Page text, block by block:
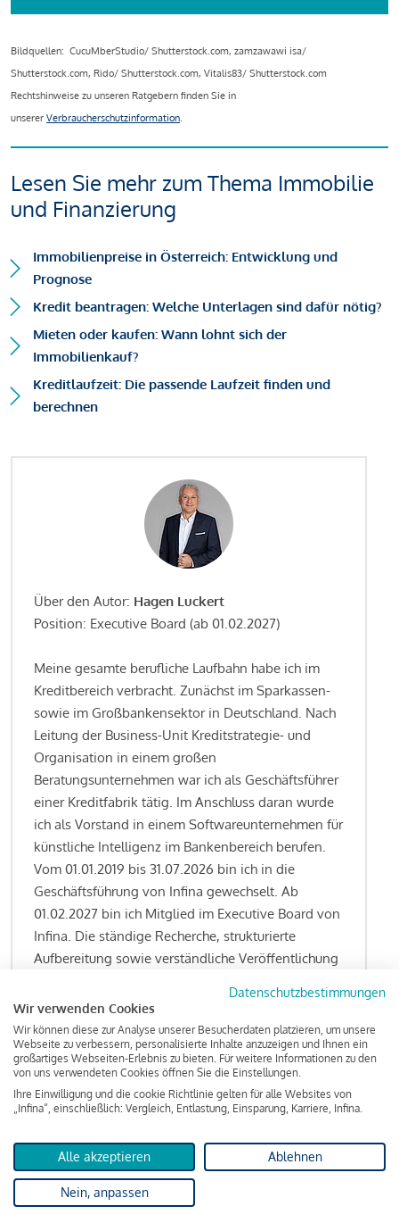
Bildquellen: CucuMberStudio/ Shutterstock.com, zamzawawi isa/
Shutterstock.com, Rido/ Shutterstock.com, Vitalis83/ Shutterstock.com
Rechtshinweise zu unseren Ratgebern finden Sie in
unserer Verbraucherschutzinformation.
Lesen Sie mehr zum Thema Immobilie
und Finanzierung
Immobilienpreise in Österreich: Entwicklung und
Prognose
Kredit beantragen: Welche Unterlagen sind dafür nötig?
Mieten oder kaufen: Wann lohnt sich der
Immobilienkauf?
Kreditlaufzeit: Die passende Laufzeit finden und
berechnen
Über den Autor: Hagen Luckert
Position: Executive Board (ab 01.02.2027)
Meine gesamte berufliche Laufbahn habe ich im
Kreditbereich verbracht. Zunächst im Sparkassen-
sowie im Großbankensektor in Deutschland. Nach
Leitung der Business-Unit Kreditstrategie- und
Organisation in einem großen
Beratungsunternehmen war ich als Geschäftsführer
einer Kreditfabrik tätig. Im Anschluss daran wurde
ich als Vorstand in einem Softwareunternehmen für
künstliche Intelligenz im Bankenbereich berufen.
Vom 01.01.2019 bis 31.07.2026 bin ich in die
Geschäftsführung von Infina gewechselt. Ab
01.02.2027 bin ich Mitglied im Executive Board von
Infina. Die ständige Recherche, strukturierte
Aufbereitung sowie verständliche Veröffentlichung
Kreditgeschäft gehören zu den wesentlichen
Schwerpunktsetzungen meiner Funktion.
Lesen Sie meine Finanzierungs-Tipps
KreditindexDas Wohnkredit Barometer
Datenschutzbestimmungen
Wir verwenden Cookies
Wir können diese zur Analyse unserer Besucherdaten platzieren, um unsere
Webseite zu verbessern, personalisierte Inhalte anzuzeigen und Ihnen ein
großartiges Webseiten-Erlebnis zu bieten. Für weitere Informationen zu den
von uns verwendeten Cookies öffnen Sie die Einstellungen.
Ihre Einwilligung und die cookie Richtlinie gelten für alle Websites von
„Infina“, einschließlich: Vergleich, Entlastung, Einsparung, Karriere, Infina.
Alle akzeptieren Ablehnen
Nein, anpassen